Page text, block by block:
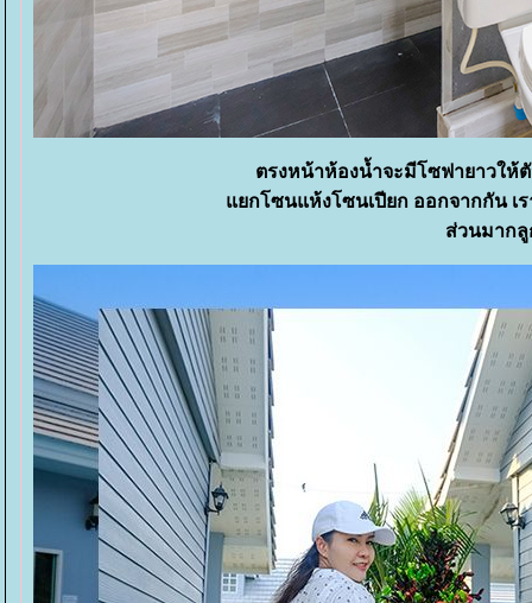
ตรงหน้าห้องน้ำจะมีโซฟายาวให้
กโซนแห้งโซนเปียก ออกจากกัน เร
ส่วนมาก